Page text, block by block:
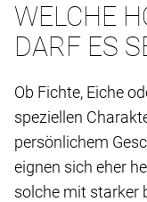
WELCHE
DARF ES
Ob Fichte, Eiche
speziellen
persönlichem
eignen sich eher
solche mit starker